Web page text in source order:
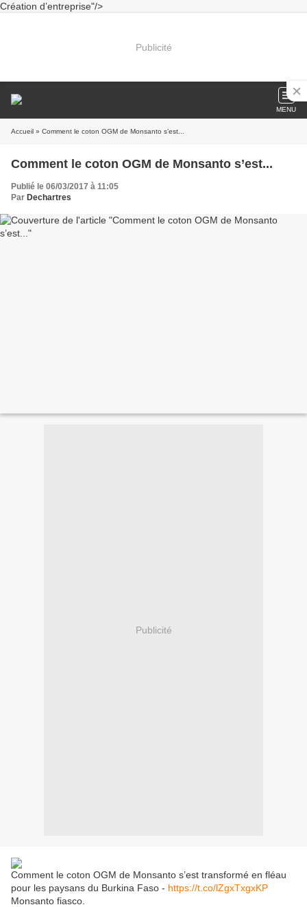
Création d’entreprise"/>
Publicité
MENU
Accueil » Comment le coton OGM de Monsanto s’est...
Comment le coton OGM de Monsanto s’est...
Publié le 06/03/2017 à 11:05
Par Dechartres
Publicité
Comment le coton OGM de Monsanto s’est transformé en fléau
pour les paysans du Burkina Faso - https://t.co/lZgxTxgxKP
Monsanto fiasco.